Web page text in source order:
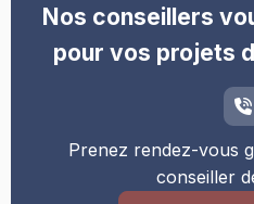
Nos conseillers
pour vos projets
Prenez rendez-vous
conseiller